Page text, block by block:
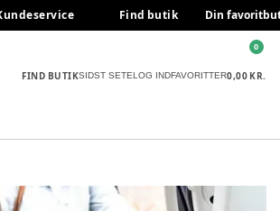
Find butik Din
FIND BUTIKSIDST SETELOG INDFAVORITTER0,00 KR.
0